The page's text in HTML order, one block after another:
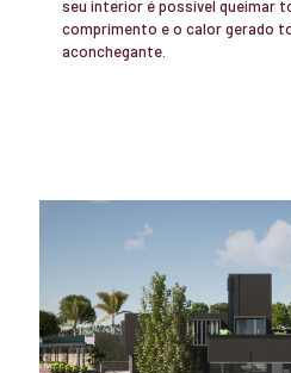
seu interior é possível queimar
comprimento e o calor gerado
aconchegante.